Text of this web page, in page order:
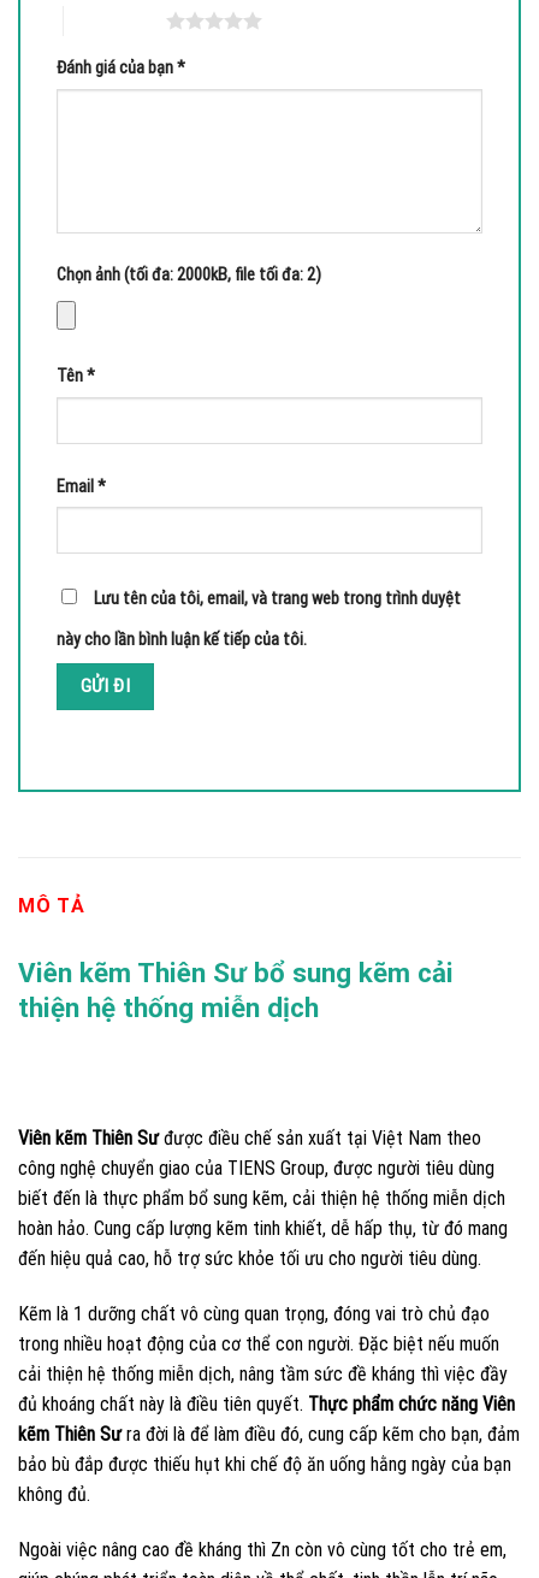
MÔ TẢ
Viên kẽm Thiên Sư bổ sung kẽm cải
thiện hệ thống miễn dịch
Viên kẽm Thiên Sưđược điều chế sản xuất tại Việt Nam theo
công nghệ chuyển giao của TIENS Group, được người tiêu dùng
biết đến là thực phẩm bổ sung kẽm, cải thiện hệ thống miễn dịch
hoàn hảo. Cung cấp lượng kẽm tinh khiết, dễ hấp thụ, từ đó mang
đến hiệu quả cao, hỗ trợ sức khỏe tối ưu cho người tiêu dùng.
Kẽm là 1 dưỡng chất vô cùng quan trọng, đóng vai trò chủ đạo
trong nhiều hoạt động của cơ thể con người. Đặc biệt nếu muốn
cải thiện hệ thống miễn dịch, nâng tầm sức đề kháng thì việc đầy
đủ khoáng chất này là điều tiên quyết. Thực phẩm chức năng Viên
kẽm Thiên Sưra đời là để làm điều đó, cung cấp kẽm cho bạn, đảm
bảo bù đắp được thiếu hụt khi chế độ ăn uống hằng ngày của bạn
không đủ.
Ngoài việc nâng cao đề kháng thì Zn còn vô cùng tốt cho trẻ em,
Đánh giá của bạn*
Chọn ảnh (tối đa: 2000kB, file tối đa: 2)
Tên*
Email *
Lưu tên của tôi, email, và trang web trong trình duyệt
này cho lần bình luận kế tiếp của tôi.